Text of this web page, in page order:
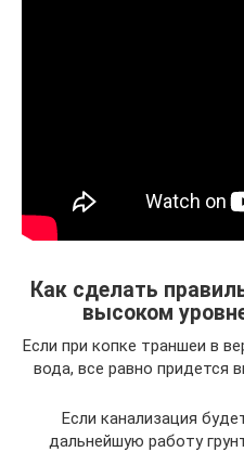
Как сделать
высоком
Если при копке траншеи в
вода, все равно придется
Если канализация
дальнейшую работу